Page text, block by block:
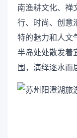
南渔耕文化、禅
行、时尚、创意
特的魅力和人文
半岛处处散发着
围，演绎逐水而